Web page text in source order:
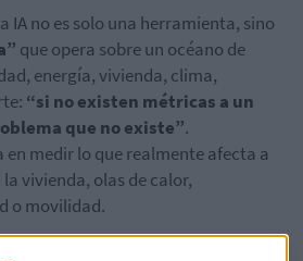
IA no es solo una herramienta, sino
que opera sobre un océano de
energía, vivienda, clima,
“si no existen métricas a un
que no existe”.
en medir lo que realmente afecta a
vivienda, olas de calor,
o movilidad.